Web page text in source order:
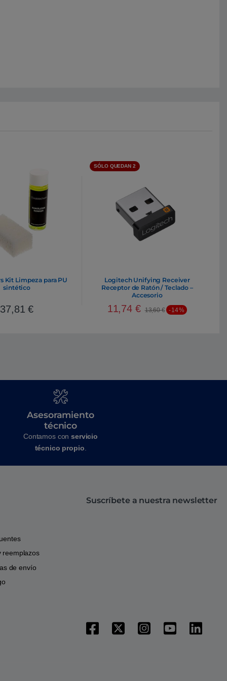
Kit Limpeza para PU
sintético
37,81€
SÓLO QUEDAN 2
Logitech Unifying Receiver
Receptor de Ratón / Teclado –
Accesorio
11,74 € 13,60€ -14%
Asesoramiento
técnico
Contamos conservicio
técnico propio
reemplazos
de envío
Suscríbete a nuestra newsletter